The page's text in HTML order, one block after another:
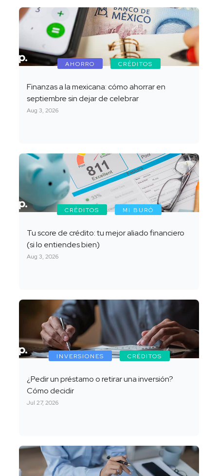
AHORRO CRÉDITOS
Finanzas a la mexicana: cómo ahorrar en
septiembre sin dejar de celebrar
Aug 3, 2026
CRÉDITOS MI BURÓ
Tu score de crédito: tu mejor aliado financiero
(si lo entiendes bien)
Aug 3, 2026
INVERSIONES CRÉDITOS
¿Pedir un préstamo o retirar una inversión?
Cómo decidir
Jul 27, 2026